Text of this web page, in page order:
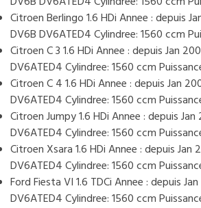
Citroen Berlingo 1.6 HDi Annee : depuis
DV6B DV6ATED4 Cylindree: 1560 ccm
Citroen C 3 1.6 HDi Annee : depuis Jan
DV6ATED4 Cylindree: 1560 ccm
Citroen C 4 1.6 HDi Annee : depuis Jan
DV6ATED4 Cylindree: 1560 ccm
Citroen Jumpy 1.6 HDi Annee : depuis
DV6ATED4 Cylindree: 1560 ccm
Citroen Xsara 1.6 HDi Annee : depuis
DV6ATED4 Cylindree: 1560 ccm
Ford Fiesta VI 1.6 TDCi Annee : depuis
DV6ATED4 Cylindree: 1560 ccm